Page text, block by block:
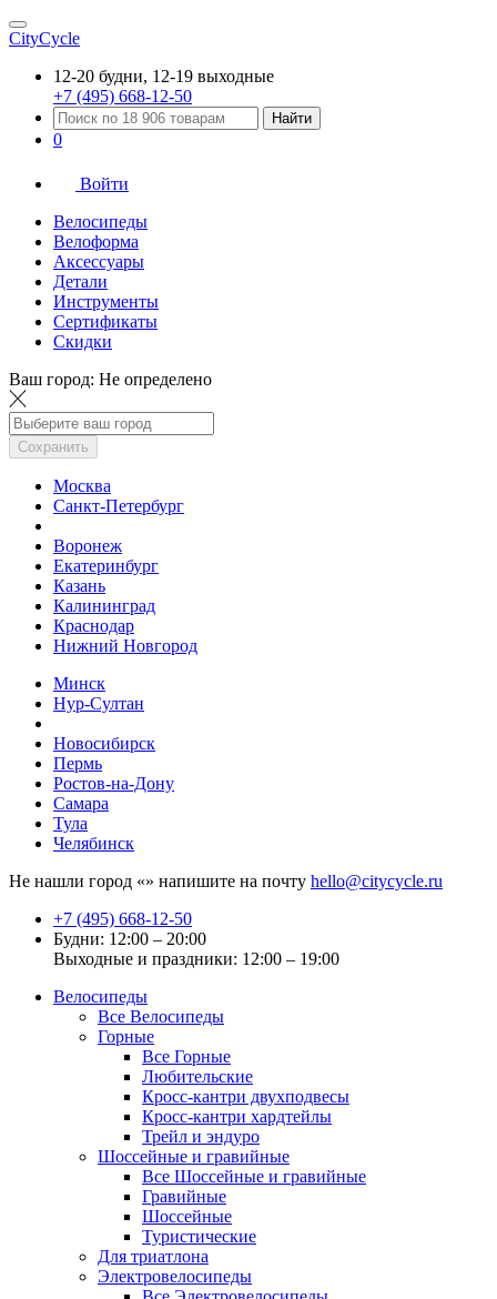
CityCycle
12-20 будни, 12-19 выходные
+7 (495) 668-12-50
Найти
0
Войти
Велосипеды
Велоформа
Аксессуары
Детали
Инструменты
Сертификаты
Скидки
Ваш город: Не определено
Сохранить
Москва
Санкт-Петербург
Воронеж
Екатеринбург
Казань
Калининград
Краснодар
Нижний Новгород
Минск
Нур-Султан
Новосибирск
Пермь
Ростов-на-Дону
Самара
Тула
Челябинск
Не нашли город «» напишите на почту hello@citycycle.ru
+7 (495) 668-12-50
Будни: 12:00 – 20:00
Выходные и праздники: 12:00 – 19:00
Велосипеды
Все Велосипеды
Горные
Все Горные
Любительские
Кросс-кантри двухподвесы
Кросс-кантри хардтейлы
Трейл и эндуро
Шоссейные и гравийные
Все Шоссейные и гравийные
Гравийные
Шоссейные
Туристические
Для триатлона
Электровелосипеды